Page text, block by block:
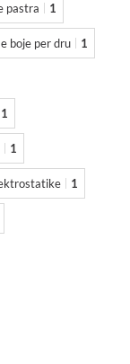
pastra 1
boje per dru 1
1
1
1